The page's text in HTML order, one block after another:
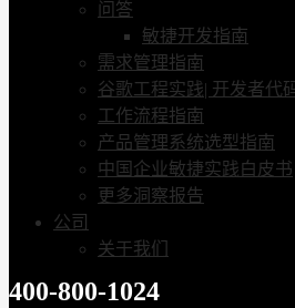
问答
敏捷开发指南
需求管理指南
谷歌工程实践| 开发者代
工作流程指南
产品管理系统选型指南
中国企业敏捷实践白皮书
更多洞察报告
公司
关于我们
400-800-1024